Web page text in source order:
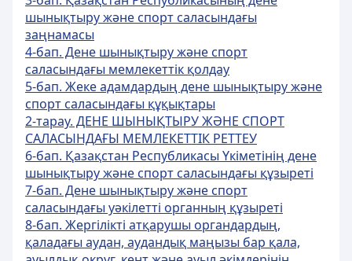
шынықтыру және спорт саласындағы
заңнамасы
4-бап. Дене шынықтыру және спорт
саласындағы мемлекеттiк қолдау
5-бап. Жеке адамдардың дене шынықтыру және
спорт саласындағы құқықтары
2-тарау. ДЕНЕ ШЫНЫҚТЫРУ ЖӘНЕ СПОРТ
САЛАСЫНДАҒЫ МЕМЛЕКЕТТІК РЕТТЕУ
6-бап. Қазақстан Республикасы Үкiметiнiң дене
шынықтыру және спорт саласындағы құзыретi
7-бап. Дене шынықтыру және спорт
саласындағы уәкiлеттi органның құзыретi
8-бап. Жергілікті атқарушы органдардың,
қаладағы аудан, аудандық маңызы бар қала,